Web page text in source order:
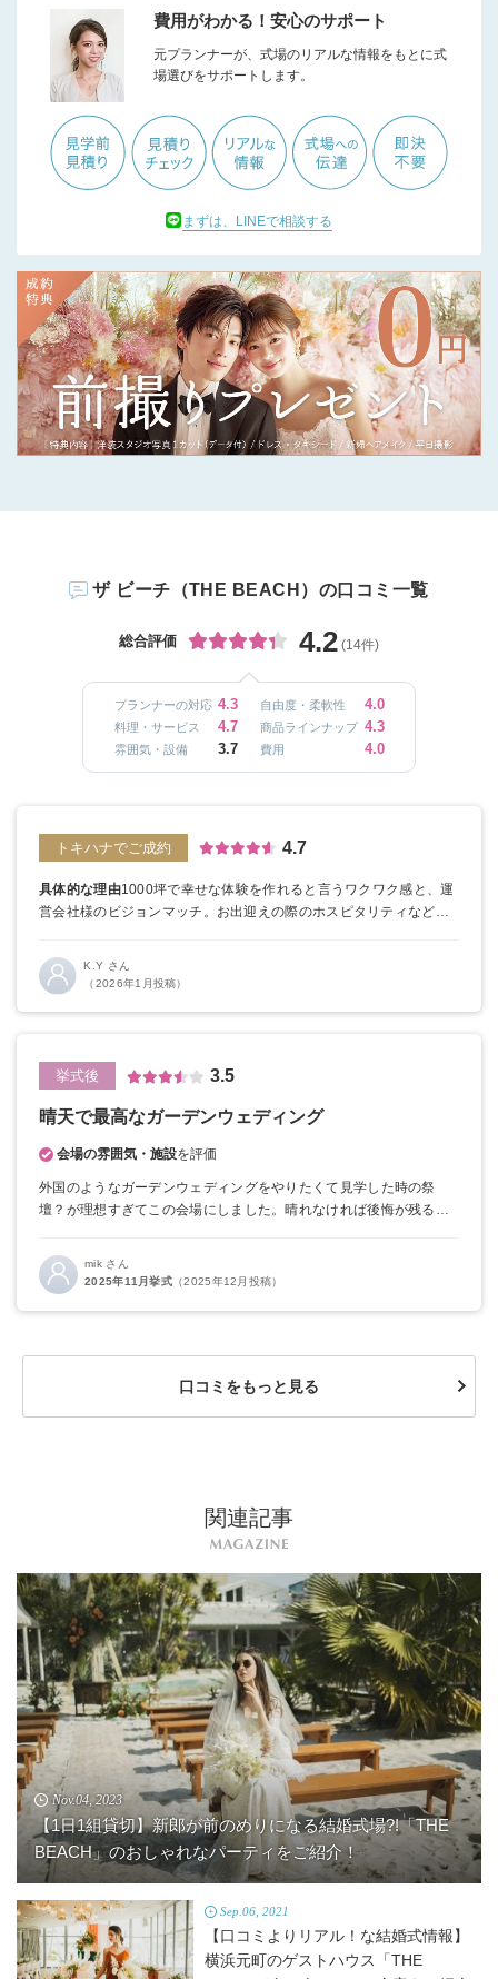
費用がわかる！安心のサポート
元プランナーが、式場のリアルな情報をもとに式
場選びをサポートします。
まずは、LINEで相談する
ザ ビーチ（THE BEACH）の口コミ一覧
総合評価 4.2 (14件)
プランナーの対応 4.3 自由度・柔軟性 4.0
料理・サービス 4.7 商品ラインナップ 4.3
雰囲気・設備 3.7 費用 4.0
トキハナでご成約 4.7
具体的な理由1000坪で幸せな体験を作れると言うワクワク感と、運
営会社様のビジョンマッチ。 お出迎えの際のホスピタリティなどト
トキハナの理念に賛同している提携式場だけを紹介していると言う
点
K.Y さん
（2026年1月投稿）
挙式後 3.5
晴天で最高なガーデンウェディング
会場の雰囲気・施設を評価
外国のようなガーデンウェディングをやりたくて見学した時の祭
壇？が理想すぎてこの会場にしました。晴れなければ後悔が残ると
す。プランナーさんとたくさん話し合いながら当日のスケジュール
を決めましたが、直前で二転三転する内容がちらほらあったことだ
けが少し残念に感じています。
mik さん
2025年11月挙式 （2025年12月投稿）
口コミをもっと見る
関連記事
Nov.04, 2023
【1日1組貸切】新郎が前のめりになる結婚式場?!「THE
BEACH」のおしゃれなパーティをご紹介！
Sep.06, 2021
【口コミよりリアル！な結婚式情報】
横浜元町のゲストハウス「THE